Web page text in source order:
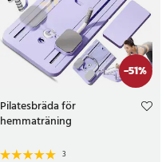
-51%
Pilatesbräda för
hemmaträning
3